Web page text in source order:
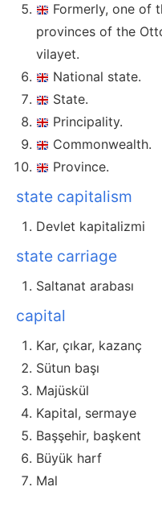
Formerly, one of
provinces of the
vilayet.
National state.
State.
Principality.
Commonwealth.
Province.
state capitalism
Devlet kapitalizmi
state carriage
Saltanat arabası
capital
Kar, çıkar, kazanç
Sütun başı
Majüskül
Kapital, sermaye
Başşehir, başkent
Büyük harf
Mal